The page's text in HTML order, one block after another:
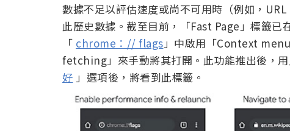
數據不足以評估速度或尚不可用時（例如，
此歷史數據。截至目前，「Fast Page」標籤
「 chrome：// flags 」中啟用「Context
fetching」來手動將其打開。此功能推出後，
好 」選項後，將看到此標籤。